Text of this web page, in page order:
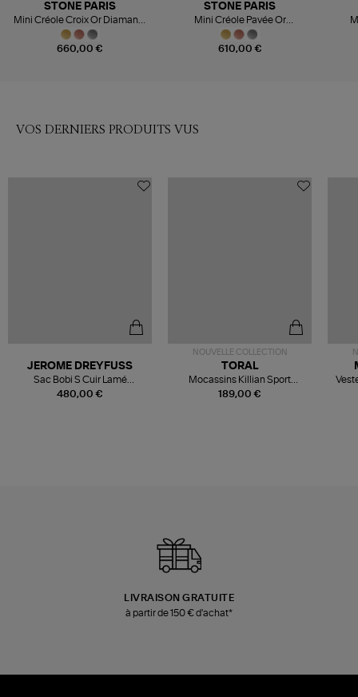
660,00 €
STONE PARIS
Mini Créole Croix Or Diamants
(vendue à l'unité)
610,00 €
STONE PARIS
Mini Créole Pavée Or
Diamants (vendue à l'unité)
VOS DERNIERS PRODUITS VUS
480,00 €
JEROME DREYFUSS
Sac Bobi S Cuir Lamé
Champagne
NOUVELLE COLLECTION
189,00 €
TORAL
Mocassins Killian Sport
Mousse
LIVRAISON GRATUITE
à partir de 150 € d'achat*